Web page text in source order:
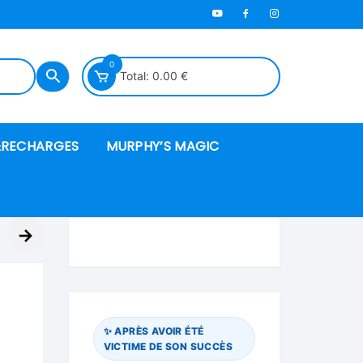
0
Total: 0.00 €
MURPHY’S MAGIC
→
✨ APRÈS AVOIR ÉTÉ
VICTIME DE SON SUCCÈS